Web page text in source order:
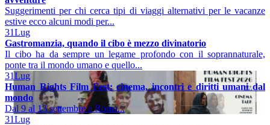
Suggerimenti per chi cerca tipi di viaggi alternativi per le vacanze
estive ecco alcuni modi per...
31Lug
Gastromanzia, quando il cibo è mezzo divinatorio
Il cibo ha da sempre un legame profondo con il soprannaturale,
ponte tra il mondo umano e quello...
31Lug
Human Rights Film Fest: cinema, incontri e diritti umani dal
mondo
Dal 9 al 13 settembre a Roma...
31Lug